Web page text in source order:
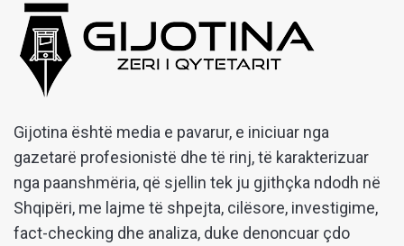
Gijotina është media e pavarur, e iniciuar nga
gazetarë profesionistë dhe të rinj, të karakterizuar
nga paanshmëria, që sjellin tek ju gjithçka ndodh në
Shqipëri, me lajme të shpejta, cilësore, investigime,
fact-checking dhe analiza, duke denoncuar çdo